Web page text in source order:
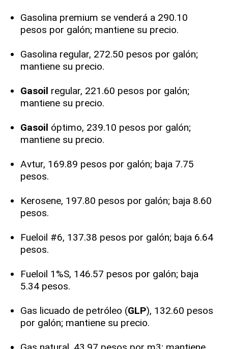
Gasolina premium se venderá a 290.10
pesos por galón; mantiene su precio.
Gasolina regular, 272.50 pesos por galón;
mantiene su precio.
Gasoil regular, 221.60 pesos por galón;
mantiene su precio.
Gasoil óptimo, 239.10 pesos por galón;
mantiene su precio.
Avtur, 169.89 pesos por galón; baja 7.75
pesos.
Kerosene, 197.80 pesos por galón; baja 8.60
pesos.
Fueloil #6, 137.38 pesos por galón; baja 6.64
pesos.
Fueloil 1%S, 146.57 pesos por galón; baja
5.34 pesos.
Gas licuado de petróleo (GLP), 132.60 pesos
por galón; mantiene su precio.